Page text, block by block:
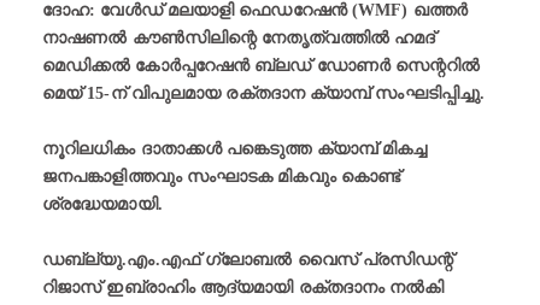
ദോഹ: വേൾഡ് മലയാളി ഫെഡറേഷൻ (WMF) ഖത്തർ
നാഷണൽ കൗൺസിലിന്റെ നേതൃത്വത്തിൽ ഹമദ്
മെഡിക്കൽ കോർപ്പറേഷൻ ബ്ലഡ് ഡോണർ സെന്ററിൽ
മെയ് 15-ന് വിപുലമായ രക്തദാന ക്യാമ്പ് സംഘടിപ്പിച്ചു.
നൂറിലധികം ദാതാക്കൾ പങ്കെടുത്ത ക്യാമ്പ് മികച്ച
ജനപങ്കാളിത്തവും സംഘാടക മികവും കൊണ്ട്
ശ്രദ്ധേയമായി.
ഡബ്ല്യു.എം.എഫ് ഗ്ലോബൽ വൈസ് പ്രസിഡന്റ്
റിജാസ് ഇബ്രാഹിം ആദ്യമായി രക്തദാനം നൽകി